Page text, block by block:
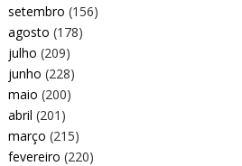
setembro (156)
agosto (178)
julho (209)
junho (228)
maio (200)
abril (201)
março (215)
fevereiro (220)